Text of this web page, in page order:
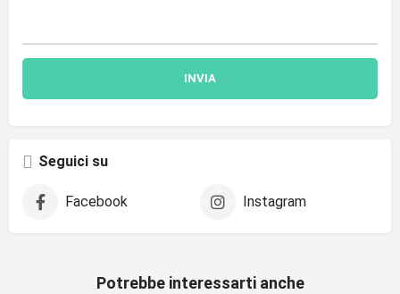
Seguici su
Facebook Instagram
Potrebbe interessarti anche